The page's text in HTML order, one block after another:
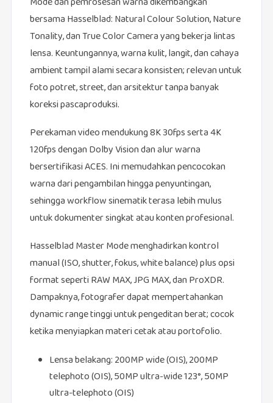
bersama Hasselblad: Natural Colour Solution, Nature
Tonality, dan True Color Camera yang bekerja lintas
lensa. Keuntungannya, warna kulit, langit, dan cahaya
ambient tampil alami secara konsisten; relevan untuk
foto potret, street, dan arsitektur tanpa banyak
koreksi pascaproduksi.
Perekaman video mendukung 8K 30fps serta 4K
120fps dengan Dolby Vision dan alur warna
bersertifikasi ACES. Ini memudahkan pencocokan
warna dari pengambilan hingga penyuntingan,
sehingga workflow sinematik terasa lebih mulus
untuk dokumenter singkat atau konten profesional.
Hasselblad Master Mode menghadirkan kontrol
manual (ISO, shutter, fokus, white balance) plus opsi
format seperti RAW MAX, JPG MAX, dan ProXDR.
Dampaknya, fotografer dapat mempertahankan
dynamic range tinggi untuk pengeditan berat; cocok
ketika menyiapkan materi cetak atau portofolio.
Lensa belakang: 200MP wide (OIS), 200MP
telephoto (OIS), 50MP ultra‑wide 123°, 50MP
ultra‑telephoto (OIS)